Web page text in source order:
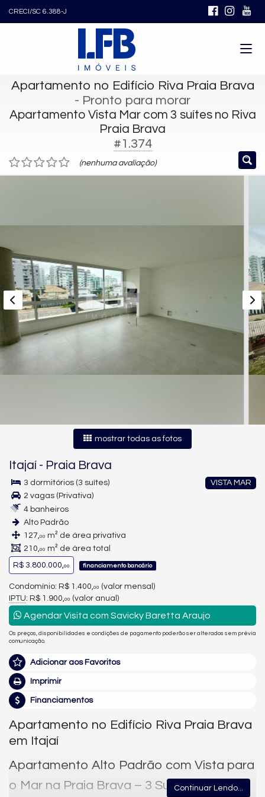
CRECI/SC 6.388-J
Apartamento no Edifício Riva Praia Brava
- Pronto para morar
Apartamento Vista Mar com 3 suítes no Riva
Praia Brava
#1.374
(nenhuma avaliação)
mostrar todas as fotos
Itajaí - Praia Brava
VISTA MAR
3 dormitórios (3 suítes)
2 vagas (Privativa)
4 banheiros
Alto Padrão
127,00 m² de área privativa
210,00 m² de área total
R$ 3.800.000,00 financiamento bancário
Condomínio: R$ 1.400, 00 (valor mensal)
IPTU: R$ 1.900, 00 (valor anual)
Agendar Visita com Savicky Baretta Araujo
Os preços, disponibilidades e condições de pagamento poderão ser alterados sem prévia
comunicação.
Adicionar aos Favoritos
Imprimir
Financiamentos
Apartamento no Edifício Riva Praia Brava
em Itajaí
Apartamento Alto Padrão com Vista para
o Mar na Praia Brava – 3 Suítes e 127 m² |
Continuar Lendo...